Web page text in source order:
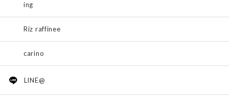
ing
Riz raffinee
carino
LINE@